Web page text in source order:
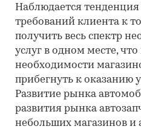
Наблюдается
требований клиента к
получить весь спектр
услуг в одном месте,
необходимости
прибегнуть к оказанию
Развитие рынка
развития рынка
небольших магазинов и